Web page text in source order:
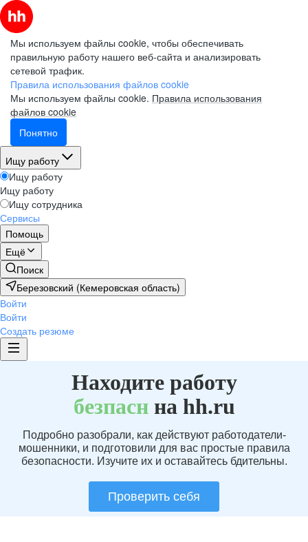
Мы используем файлы cookie, чтобы обеспечивать
правильную работу нашего веб-сайта и анализировать
сетевой трафик.
Правила использования файлов cookie
Мы используем файлы cookie. Правила использования
файлов cookie
Понятно
Ищу работу
Ищу работу
Ищу работу
Ищу сотрудника
Сервисы
Помощь
Ещё
Поиск
Березовский (Кемеровская область)
Войти
Войти
Создать резюме
Находите работу
безпаснна hh.ru
Подробно разобрали, как действуют работодатели-
мошенники, и подготовили для вас простые правила
безопасности. Изучите их и оставайтесь бдительны.
Проверить себя